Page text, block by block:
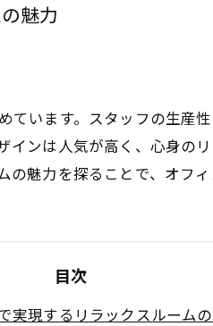
魅力
います。スタッフの生産
ンは人気が高く、心身の
魅力を探ることで、オフ
目次
実現するリラックスルーム